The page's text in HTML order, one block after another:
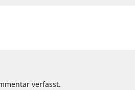
verfasst.